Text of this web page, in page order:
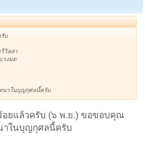
บ
วิลล่า
างมด
นาในบุญกุศลนี้ครับ
อยแล้วครับ (๖ พ.ย.) ขอขอบคุณ
าในบุญกุศลนี้ครับ